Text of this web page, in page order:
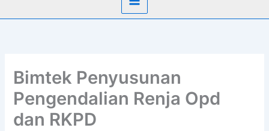
Bimtek Penyusunan
Pengendalian Renja Opd
dan RKPD